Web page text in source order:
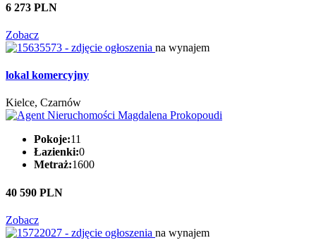
6 273 PLN
Zobacz
na wynajem
lokal komercyjny
Kielce, Czarnów
Pokoje:11
Łazienki:0
Metraż:1600
40 590 PLN
Zobacz
na wynajem